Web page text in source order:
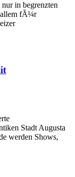
in begrenzten
fÃ¼r
Stadt Augusta
werden Shows,